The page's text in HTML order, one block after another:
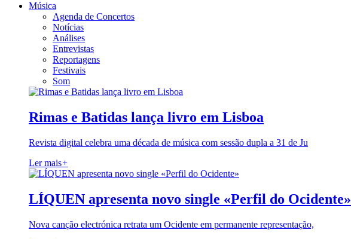
Música
Agenda de Concertos
Notícias
Análises
Entrevistas
Reportagens
Festivais
Som
Rimas e Batidas lança livro em Lisboa
Revista digital celebra uma década de música com sessão dupla a 31 de Ju
Ler mais+
LÍQUEN apresenta novo single «Perfil do Ocidente»
Nova canção electrónica retrata um Ocidente em permanente representação,